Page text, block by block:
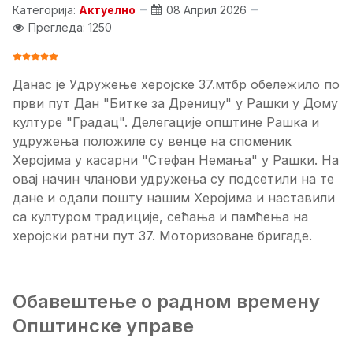
Категорија: Актуелно
08 Април 2026
Прегледа: 1250
ОЦЕНА КОРИСНИКА:
Данас је Удружење херојске 37.мтбр обележило по
први пут Дан "Битке за Дреницу" у Рашки у Дому
културе "Градац". Делегације општине Рашка и
удружења положиле су венце на споменик
Херојима у касарни "Стефан Немања" у Рашки. На
овај начин чланови удружења су подсетили на те
дане и одали пошту нашим Херојима и наставили
са културом традиције, сећања и памћења на
херојски ратни пут 37. Моторизоване бригаде.
Обавештење о радном времену
Општинске управе